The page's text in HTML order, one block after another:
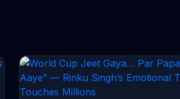
CONTINUE READING →